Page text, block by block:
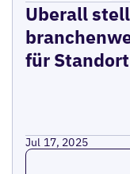
Uberall
für
Jul 17, 2025
Read more